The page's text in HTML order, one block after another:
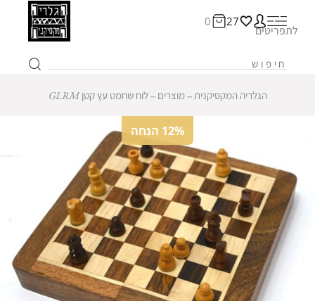
27
0
לתפריטים
הגלריה המקסיקנית ‒מוצרים ‒לוח שחמט עץ קטן GLRM
12% הנחה